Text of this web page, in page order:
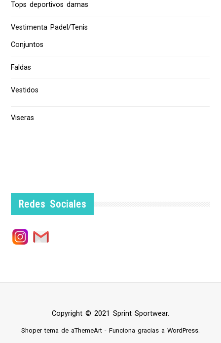
Tops deportivos damas
Vestimenta Padel/Tenis
Conjuntos
Faldas
Vestidos
Viseras
Redes Sociales
Copyright © 2021 Sprint Sportwear.
Shopertema de aThemeArt - Funciona gracias a WordPress